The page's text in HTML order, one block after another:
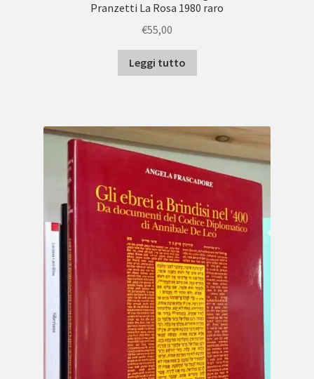
Pranzetti La Rosa 1980 raro
€55,00
Leggi tutto